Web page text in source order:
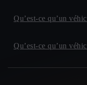
Qu’est-ce qu’un
Qu’est-ce qu’un